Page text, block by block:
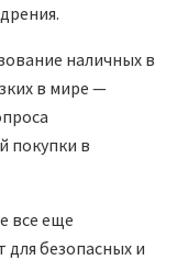
наличных в
в мире —
покупки в
все еще
безопасных и